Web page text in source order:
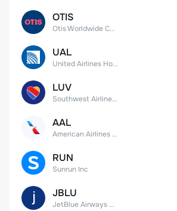
OTIS
Otis Worldwide Corporation
UAL
United Airlines Holdings, Inc. Common Stock
LUV
Southwest Airlines Co.
AAL
American Airlines Group Inc.
RUN
Sunrun Inc
JBLU
JetBlue Airways Corp